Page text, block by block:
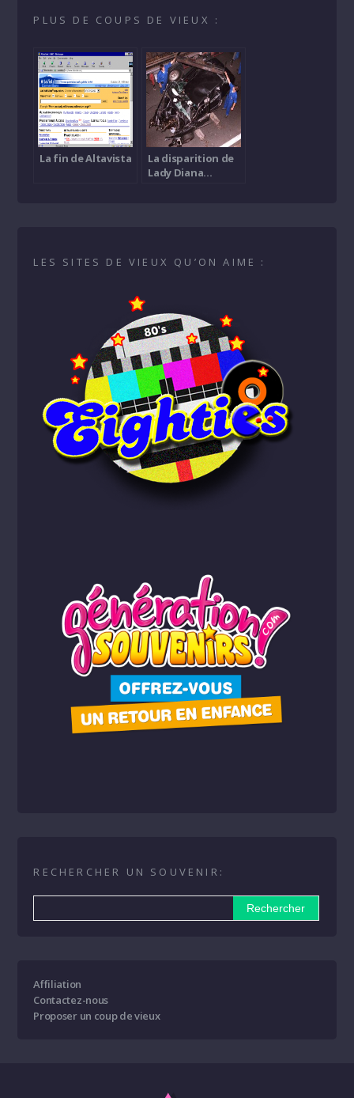
PLUS DE COUPS DE VIEUX :
La fin de Altavista
La disparition de
Lady Diana…
LES SITES DE VIEUX QU’ON AIME :
RECHERCHER UN SOUVENIR:
Affiliation
Contactez-nous
Proposer un coup de vieux